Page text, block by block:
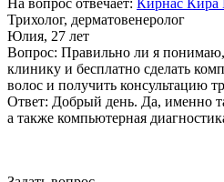
Трихолог, дерматовенеролог
Юлия, 27 лет
Вопрос: Правильно ли я
клинику и бесплатно сделать
волос и получить консультацию
Ответ: Добрый день. Да, именно
а также компьютерная